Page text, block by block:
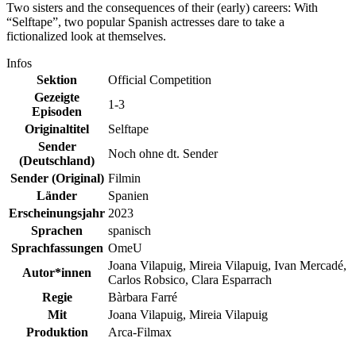
Two sisters and the consequences of their (early) careers: With
“Selftape”, two popular Spanish actresses dare to take a
fictionalized look at themselves.
Infos
Sektion
Official Competition
Gezeigte
Episoden
1-3
Originaltitel
Selftape
Sender
(Deutschland)
Noch ohne dt. Sender
Sender (Original) Filmin
Länder
Spanien
Erscheinungsjahr 2023
Sprachen
spanisch
Sprachfassungen OmeU
Autor*innen
Joana Vilapuig, Mireia Vilapuig, Ivan Mercadé,
Carlos Robsico, Clara Esparrach
Regie
Bàrbara Farré
Mit
Joana Vilapuig, Mireia Vilapuig
Produktion
Arca-Filmax